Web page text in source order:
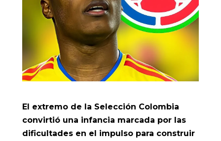
El extremo de la Selección Colombia
convirtió una infancia marcada por las
dificultades en el impulso para construir